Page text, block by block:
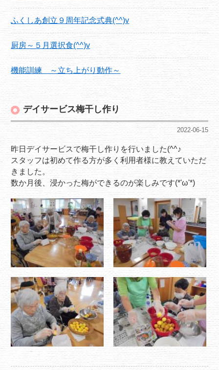
ふくしあ創立９周年記念式典(^^)v
厨房～５月選択食(^^)v
機能訓練 ～立ち上がり動作～
デイサービス梅干し作り
2022-06-15
昨日デイサービスで梅干し作りを行いました(^^♪
スタッフは初めて作る方が多く利用者様に教えていただ
きました。
数か月後、浸かった梅ができるのが楽しみです(*'ω'*)